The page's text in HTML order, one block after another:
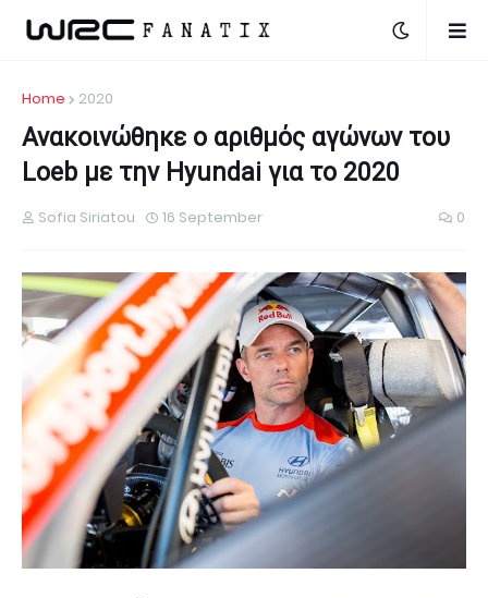
Home 2020
Ανακοινώθηκε ο αριθμός αγώνων του
Loeb με την Hyundai για το 2020
Sofia Siriatou 16 September 0